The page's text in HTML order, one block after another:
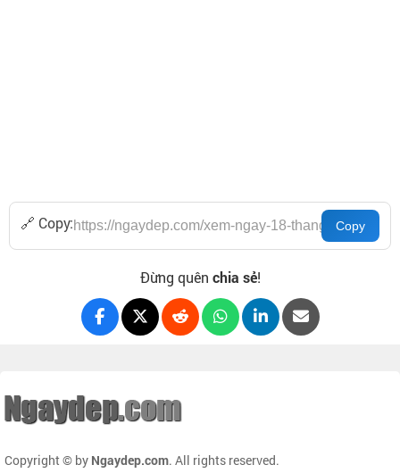
🔗 Copy:
Đừng quên chia sẻ!
Copyright © by Ngaydep.com. All rights reserved.